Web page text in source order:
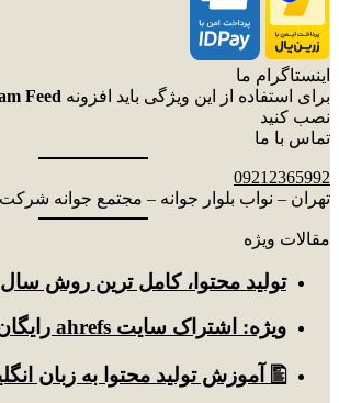
اینستاگرام ما
برای استفاده از این ویژگی باید افزونه Feed
نصب کنید
تماس با ما
09212365992
تهران – نواب بلوار جوانه – مجتمع جوانه
مقالات ویژه
توليد محتوا، کامل ترین روش سال
ویژه: اشتراک سایت ahrefs رایگان شد
🖺 آموزش تولید محتوا به زبان